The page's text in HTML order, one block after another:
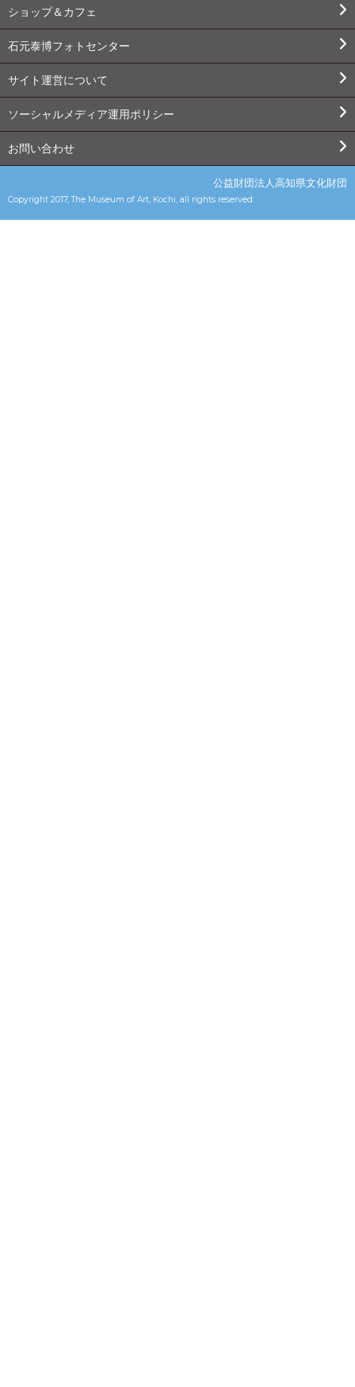
ショップ＆カフェ
石元泰博フォトセンター
サイト運営について
ソーシャルメディア運用ポリシー
お問い合わせ
Copyright 2017, The Museum of Art, Kochi, all rights reserved.
公益財団法人高知県文化財団